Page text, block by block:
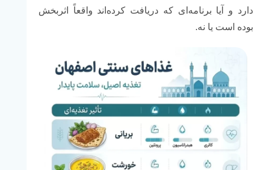
دارد و آیا برنامه‌ای که دریافت کرده‌اند واقعاً اثربخش
بوده است یا نه.